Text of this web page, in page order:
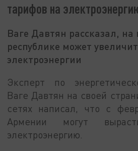
тарифов на
Ваге Давтян рассказал, на
республике может
электроэнергии
Эксперт по
Ваге Давтян на своей
сетях написал, что с
Армении могут
электроэнергию.